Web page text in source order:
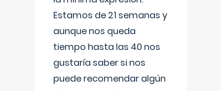
Estamos de 21 semanas y
aunque nos queda
tiempo hasta las 40 nos
gustaría saber si nos
puede recomendar algún